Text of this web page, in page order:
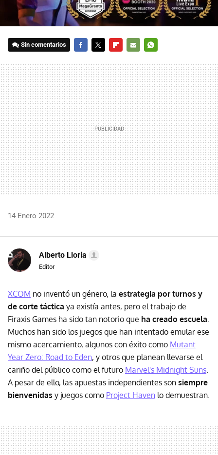
Sin comentarios
MAIL
14 Enero 2022
Alberto Lloria
Editor
XCOM no inventó un género, la estrategia por turnos y
de corte táctica ya existía antes, pero el trabajo de
Firaxis Games ha sido tan notorio que ha creado escuela
Muchos han sido los juegos que han intentado emular ese
mismo acercamiento, algunos con éxito como Mutant
Year Zero: Road to Eden, y otros que planean llevarse el
cariño del público como el futuro Marvel's Midnight Suns
A pesar de ello, las apuestas independientes son siempre
bienvenidas y juegos como Project Haven lo demuestran.